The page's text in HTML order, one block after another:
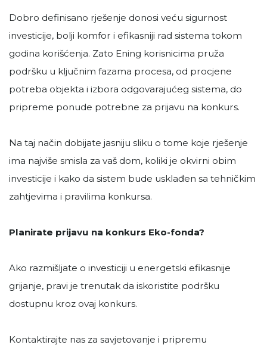
Dobro definisano rješenje donosi veću sigurnost
investicije, bolji komfor i efikasniji rad sistema tokom
godina korišćenja. Zato Ening korisnicima pruža
podršku u ključnim fazama procesa, od procjene
potreba objekta i izbora odgovarajućeg sistema, do
pripreme ponude potrebne za prijavu na konkurs.
Na taj način dobijate jasniju sliku o tome koje rješenje
ima najviše smisla za vaš dom, koliki je okvirni obim
investicije i kako da sistem bude usklađen sa tehničkim
zahtjevima i pravilima konkursa.
Planirate prijavu na konkurs Eko-fonda?
Ako razmišljate o investiciji u energetski efikasnije
grijanje, pravi je trenutak da iskoristite podršku
dostupnu kroz ovaj konkurs.
Kontaktirajte nas za savjetovanje i pripremu